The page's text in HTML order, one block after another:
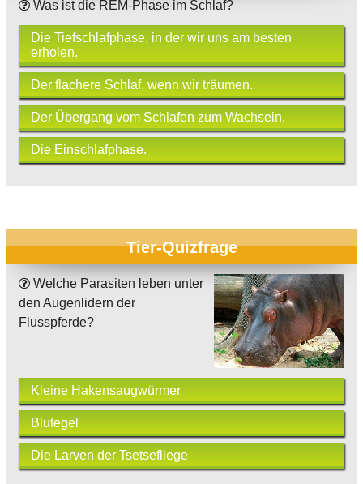
Was ist die REM-Phase im Schlaf?
Die Tiefschlafphase, in der wir uns am besten
erholen.
Der flachere Schlaf, wenn wir träumen.
Der Übergang vom Schlafen zum Wachsein.
Die Einschlafphase.
Tier-Quizfrage
Welche Parasiten leben unter
den Augenlidern der
Flusspferde?
Kleine Hakensaugwürmer
Blutegel
Die Larven der Tsetsefliege